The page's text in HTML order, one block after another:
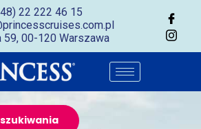
22 222 46 15
59, 00-120 Warszawa